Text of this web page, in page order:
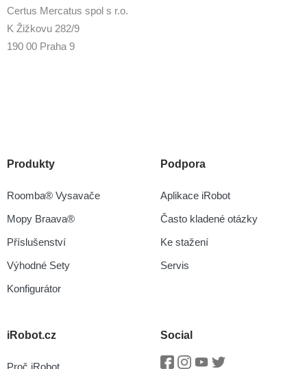
Certus Mercatus spol s r.o.
K Žižkovu 282/9
190 00 Praha 9
Produkty
Roomba® Vysavače
Mopy Braava®
Příslušenství
Výhodné Sety
Konfigurátor
Podpora
Aplikace iRobot
Často kladené otázky
Ke stažení
Servis
iRobot.cz Social